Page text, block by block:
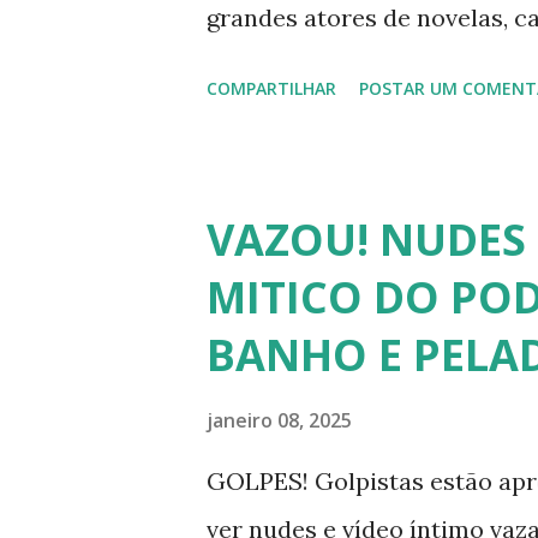
grandes atores de novelas,
armário na terceira idade e
Curtir e comentar: 00:04
recomendado “retirar
particular de cada indivíduo,
Tuca Andrada 00:41
COMPARTILHAR POSTAR UM
VAZOU!
MITICO DO
BANHO E
janeiro 08, 2025
GOLPES! Golpistas estão
ver nudes e vídeo íntimo